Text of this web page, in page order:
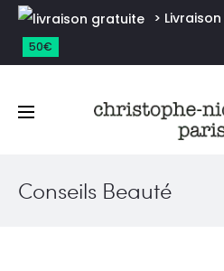
>
50€
Conseils Beauté